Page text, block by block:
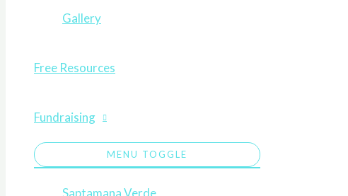
Gallery
Free Resources
Fundraising
MENU TOGGLE
Saptamana Verde